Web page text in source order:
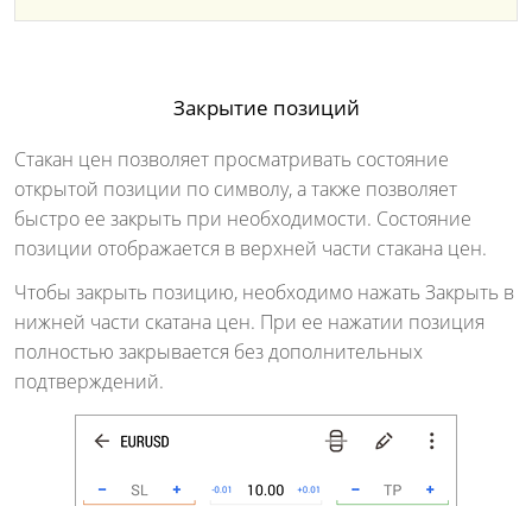
Закрытие позиций
Стакан цен позволяет просматривать состояние
открытой позиции по символу, а также позволяет
быстро ее закрыть при необходимости. Состояние
позиции отображается в верхней части стакана цен.
Чтобы закрыть позицию, необходимо нажать Закрыть в
нижней части скатана цен. При ее нажатии позиция
полностью закрывается без дополнительных
подтверждений.